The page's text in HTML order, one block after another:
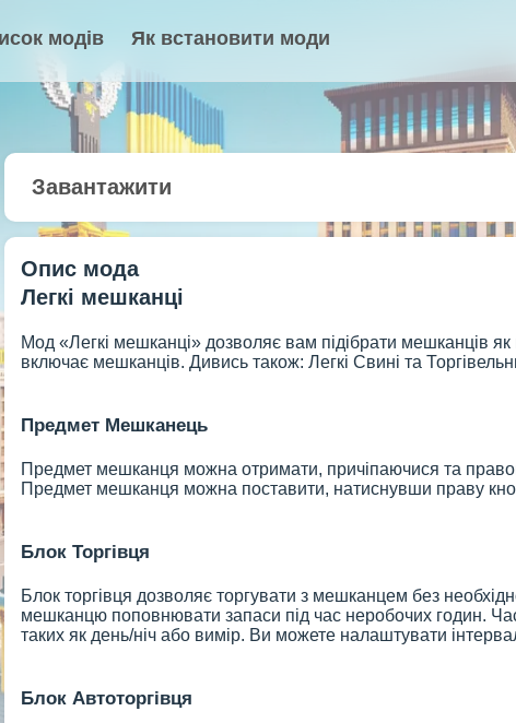
модів Як встановити моди
Завантажити
Опис мода
Легкі мешканці
Мод «Легкі мешканці» дозволяє вам підібрати мешканців
включає мешканців. Дивись також: Легкі Свині та
Предмет Мешканець
Предмет мешканця можна отримати, причіпаючися та
Предмет мешканця можна поставити, натиснувши праву
Блок Торгівця
Блок торгівця дозволяє торгувати з мешканцем без
мешканцю поповнювати запаси під час неробочих годин.
таких як день/ніч або вимір. Ви можете налаштувати інтервал
Блок Автоторгівця